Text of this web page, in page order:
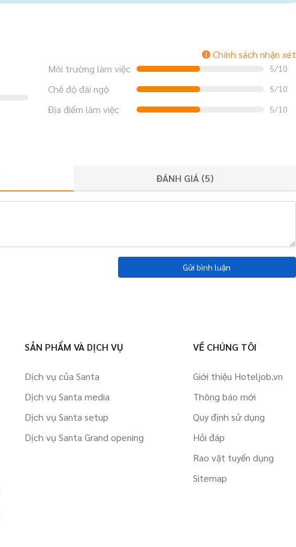
Chính sách nhận xét
Môi trường làm việc
5/10
Chế độ đãi ngộ 5/10
Địa điểm làm việc 5/10
ĐÁNH GIÁ (5)
Gửi bình luận
SẢN PHẨM VÀ DỊCH VỤ
Dịch vụ của Santa
Dịch vụ Santa media
Dịch vụ Santa setup
Dịch vụ Santa Grand opening
VỀ CHÚNG TÔI
Giới thiệu Hoteljob.vn
Thông báo mới
Quy định sử dụng
Hỏi đáp
Rao vặt tuyển dụng
Sitemap